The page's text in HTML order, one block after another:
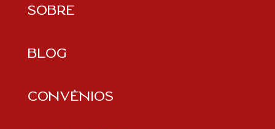
SOBRE
BLOG
CONVÊNIOS